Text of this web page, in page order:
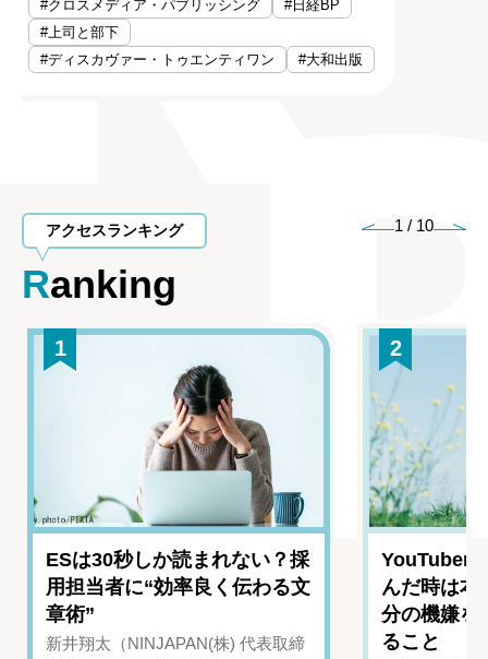
#クロスメディア・パブリッシング
#日経BP
#上司と部下
#ディスカヴァー・トゥエンティワン
#大和出版
アクセスランキング
Ranking
1 / 10
1
ESは30秒しか読まれない？採
用担当者に“効率良く伝わる文
章術”
新井翔太（NINJAPAN(株) 代表取締
2
YouTuber
んだ時は
分の機嫌を
ること